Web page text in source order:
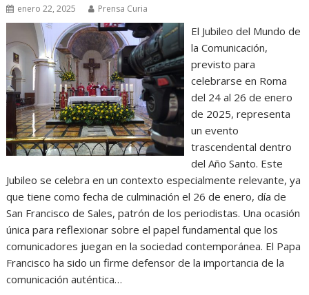
enero 22, 2025 Prensa Curia
El Jubileo del Mundo de
la Comunicación,
previsto para
celebrarse en Roma
del 24 al 26 de enero
de 2025, representa
un evento
trascendental dentro
del Año Santo. Este
Jubileo se celebra en un contexto especialmente relevante, ya
que tiene como fecha de culminación el 26 de enero, día de
San Francisco de Sales, patrón de los periodistas. Una ocasión
única para reflexionar sobre el papel fundamental que los
comunicadores juegan en la sociedad contemporánea. El Papa
Francisco ha sido un firme defensor de la importancia de la
comunicación auténtica…